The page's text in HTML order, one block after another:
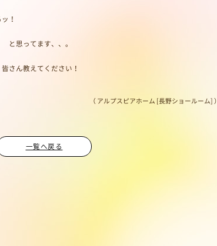
！
と思ってます、、。
さん教えてください！
（ アルプスピアホーム [長野ショールーム] ）
一覧へ戻る